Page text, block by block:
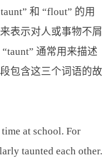
和 “flout” 的用
表示对人或事物不屑
通常用来描述
包含这三个词语的故
at school. For
taunted each other.